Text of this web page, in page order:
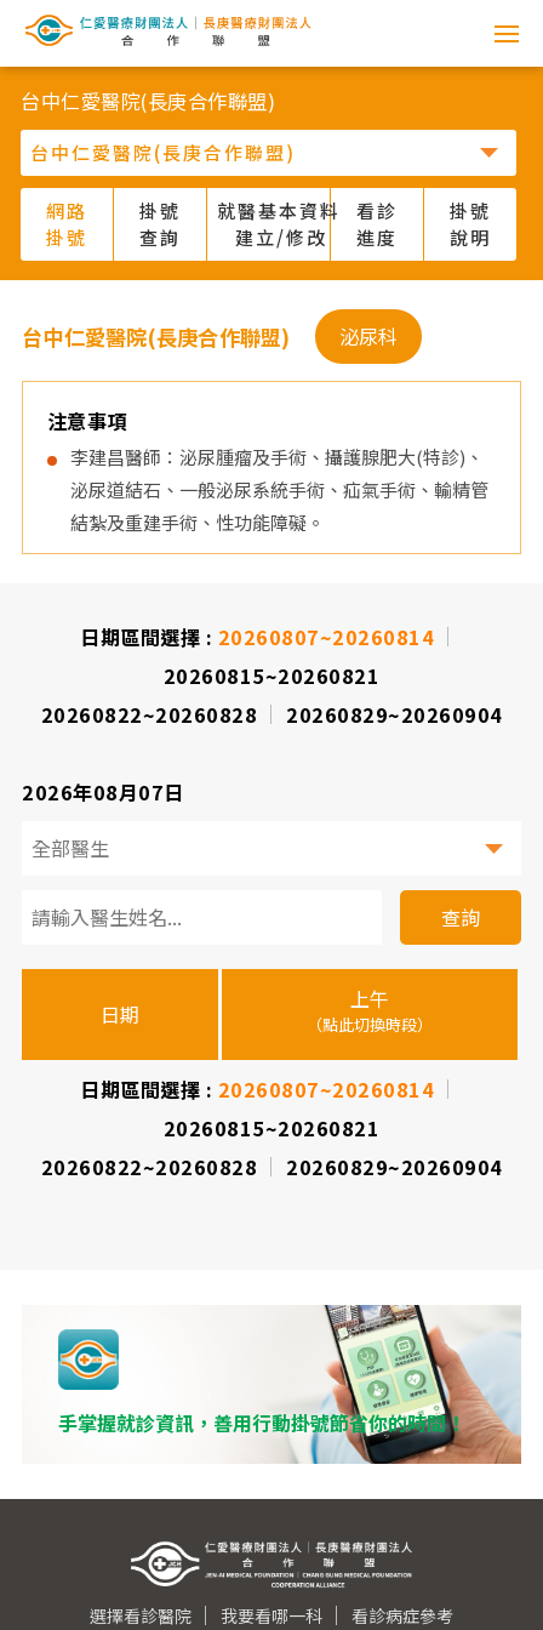
網
路
掛
號
系
統
-
仁
愛
醫
台中仁愛醫院(長庚合作聯盟)
網路
掛號
掛號
查詢
就醫基本資料
建立/修改
看診
進度
掛號
說明
台中仁愛醫院(長庚合作聯盟) 泌尿科
注意事項
李建昌醫師：泌尿腫瘤及手術、攝護腺肥大(特診)、
泌尿道結石、一般泌尿系統手術、疝氣手術、輸精管
結紮及重建手術、性功能障礙。
日期區間選擇 : 20260807~20260814
20260815~20260821
20260822~20260828
20260829~20260904
2026年08月07日
診
醫
時
查詢
日期
上午
（點此切換時段）
日期區間選擇 : 20260807~20260814
20260815~20260821
20260822~20260828
20260829~20260904
手掌握就診資訊，善用行動掛號節省你的時間！
選擇看診醫院 我要看哪一科 看診病症參考